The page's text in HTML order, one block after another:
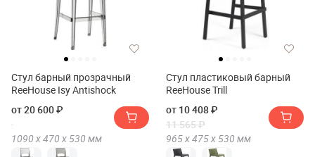
Стул барный прозрачный
ReeHouse Isy Antishock
от 20 600 ₽
1090 х470 х 530 мм
Стул пластиковый барный
ReeHouse Trill
от 10 408 ₽
11 565 ₽
965 х475 х 530 мм